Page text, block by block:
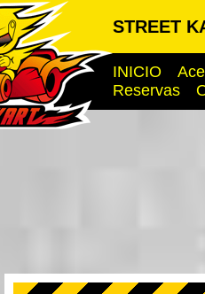
STREET
INICIO
Reservas